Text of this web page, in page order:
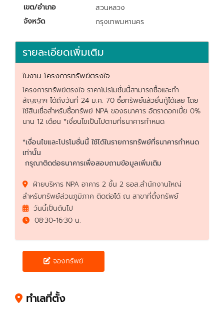
เขต/อำเภอ
สวนหลวง
จังหวัด
กรุงเทพมหานคร
รายละเอียดเพิ่มเติม
ในงาน โครงการทรัพย์ตรงใจ
โครงการทรัพย์ตรงใจ ราคาโปรโมชั่นนี้สามารถซื้อและทำ
สัญญาฯ ได้ถึงวันที่ 24 ม.ค. 70 ซื้อทรัพย์แล้วยื่นกู้ได้เลย โดย
ใช้สินเชื่อสำหรับซื้อทรัพย์ NPA ของธนาคาร อัตราดอกเบี้ย 0%
นาน 12 เดือน *เงื่อนไขเป็นไปตามที่ธนาคารกำหนด
*เงื่อนไขและโปรโมชั่นนี้ ใช้ได้ในรายการทรัพย์ที่ธนาคารกำหนด
เท่านั้น
กรุณาติดต่อธนาคารเพื่อสอบถามข้อมูลเพิ่มเติม
ฝ่ายบริหาร NPA อาคาร 2 ชั้น 2 ธอส.สำนักงานใหญ่
สำหรับทรัพย์ส่วนภูมิภาค ติดต่อได้ ณ สาขาที่ตั้งทรัพย์
วันนี้เป็นต้นไป
08:30-16:30 น.
จองทรัพย์
ทำเลที่ตั้ง